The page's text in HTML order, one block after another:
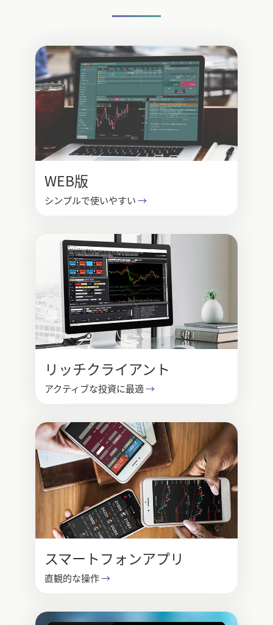
WEB版
シンプルで使いやすい→
リッチクライアント
アクティブな投資に最適→
スマートフォンアプリ
直観的な操作→